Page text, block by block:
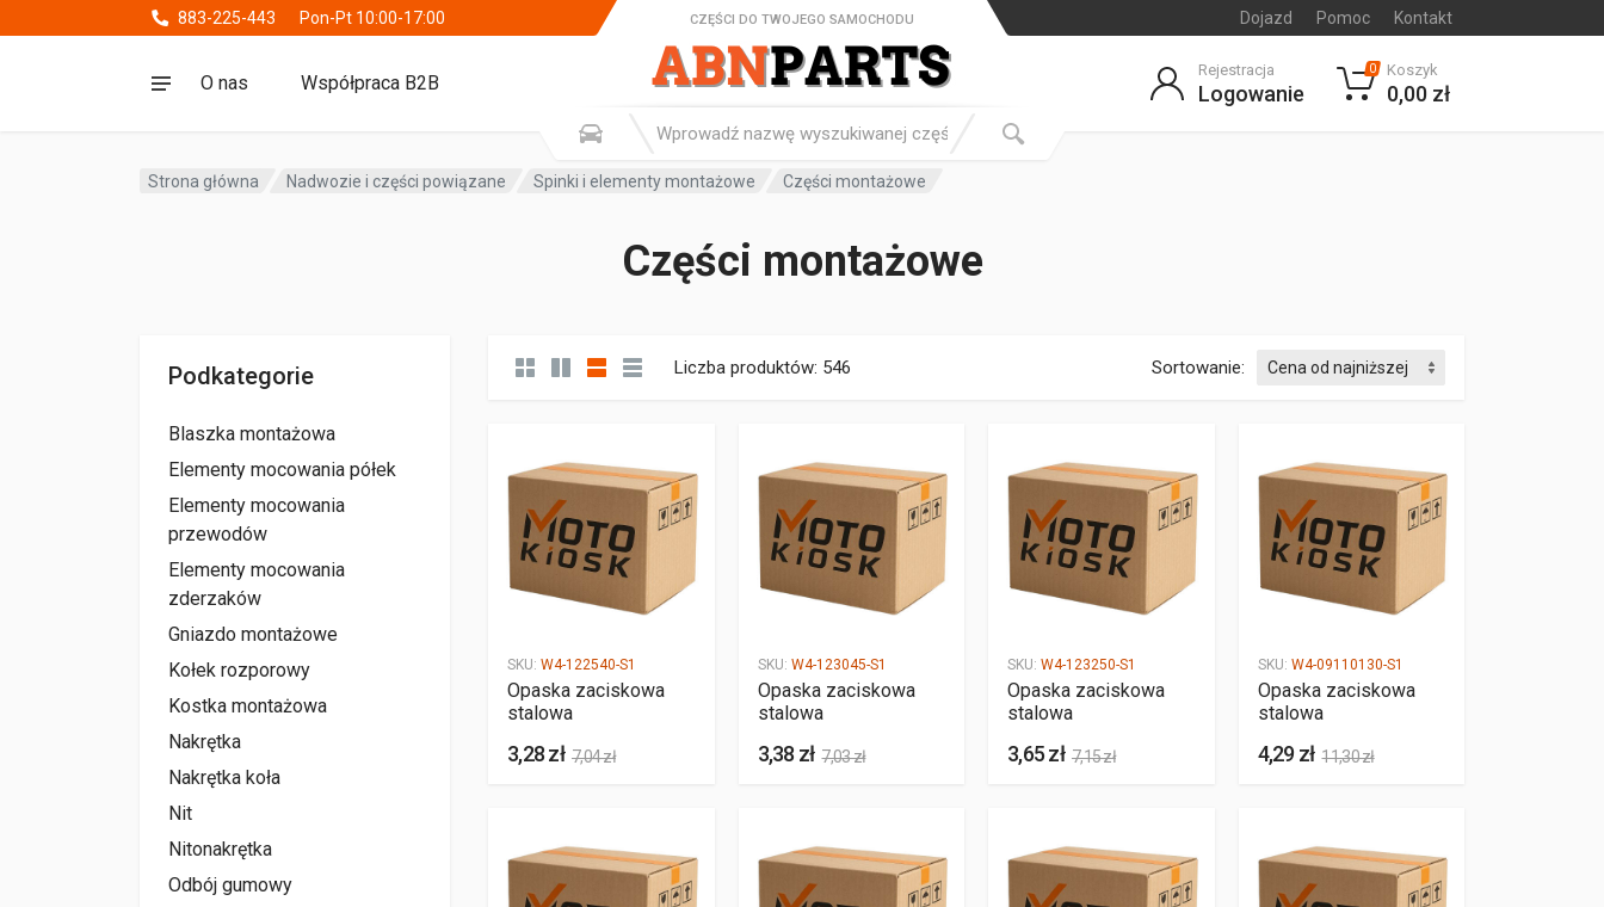
883-225-443 Pon-Pt 10:00-17:00 Dojazd Pomoc Kontakt
O nas Współpraca B2B
CZĘŚCI DO TWOJEGO SAMOCHODU
Rejestracja
Logowanie
0 Koszyk
0,00 zł
Strona główna Nadwozie i części powiązane Spinki i elementy montażowe Części montażowe
Części montażowe
Podkategorie
Blaszka montażowa
Elementy mocowania półek
Elementy mocowania
przewodów
Elementy mocowania
zderzaków
Gniazdo montażowe
Kołek rozporowy
Kostka montażowa
Nakrętka
Nakrętka koła
Nit
Nitonakrętka
Odbój gumowy
Liczba produktów: 546 Sortowanie:
SKU: W4-122540-S1
Opaska zaciskowa
stalowa
3,28 zł 7,04 zł
SKU: W4-123045-S1
Opaska zaciskowa
stalowa
3,38 zł 7,03 zł
SKU: W4-123250-S1
Opaska zaciskowa
stalowa
3,65 zł 7,15 zł
SKU: W4-09110130-S1
Opaska zaciskowa
stalowa
4,29 zł 11,30 zł